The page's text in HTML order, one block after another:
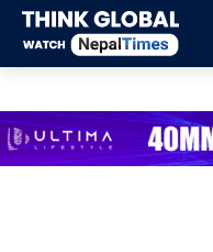
Skip
content